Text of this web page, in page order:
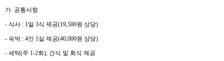
가. 공통사항
- 식사 : 1일 3식 제공(19,500원 상당)
- 숙박 : 4인 1실 제공(40,000원 상당)
- 세탁(주 1-2회 ), 간식 및 회식 제공